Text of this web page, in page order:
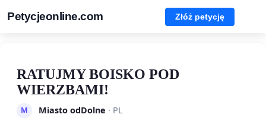
Petycjeonline.com Złóż petycję
RATUJMY BOISKO POD
WIERZBAMI!
M Miasto odDolne · PL